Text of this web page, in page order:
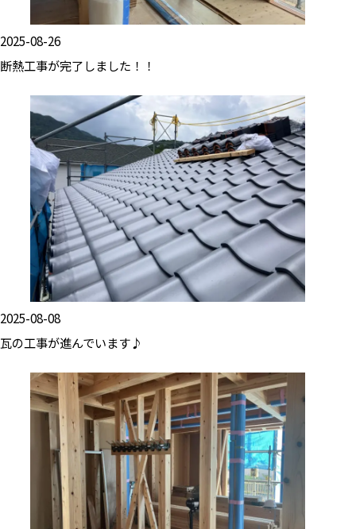
2025-08-26
断熱工事が完了しました！！
2025-08-08
瓦の工事が進んでいます♪